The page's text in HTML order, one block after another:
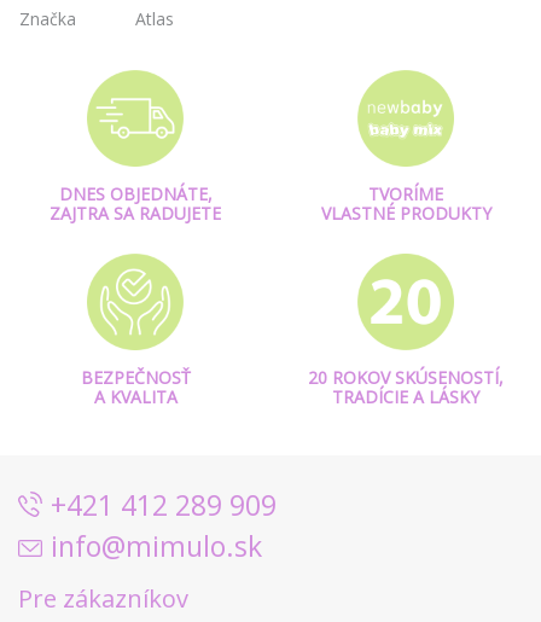
Značka
Atlas
DNES OBJEDNÁTE,
ZAJTRA SA RADUJETE
TVORÍME
VLASTNÉ PRODUKTY
BEZPEČNOSŤ
A KVALITA
20 ROKOV SKÚSENOSTÍ,
TRADÍCIE A LÁSKY
+421 412 289 909
info@mimulo.sk
Pre zákazníkov